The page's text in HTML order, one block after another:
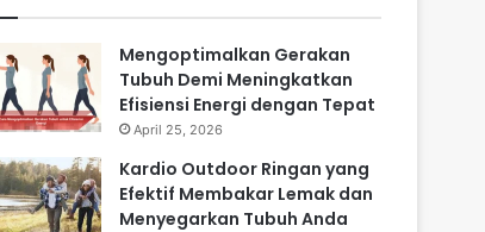
Mengoptimalkan Gerakan
Tubuh Demi Meningkatkan
Efisiensi Energi dengan Tepat
April 25, 2026
Kardio Outdoor Ringan yang
Efektif Membakar Lemak dan
Menyegarkan Tubuh Anda